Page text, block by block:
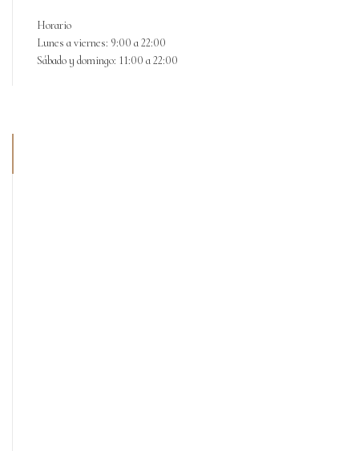
Horario
Lunes a viernes: 9:00 a 22:00
Sábado y domingo: 11:00 a 22:00